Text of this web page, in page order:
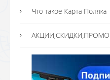
Что такое Карта Поляка